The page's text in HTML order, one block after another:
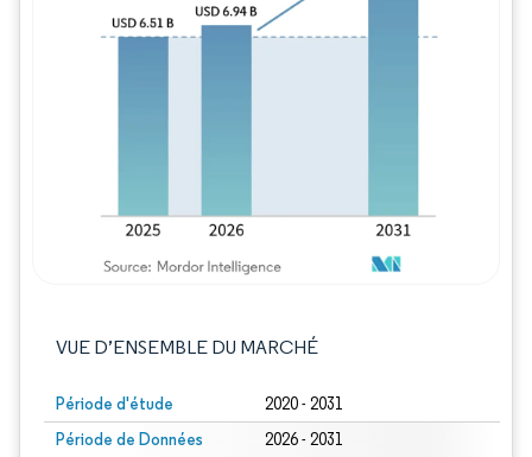
VUE D’ENSEMBLE DU MARCHÉ
Période d'étude 2020 - 2031
Période de Données
2026 - 2031